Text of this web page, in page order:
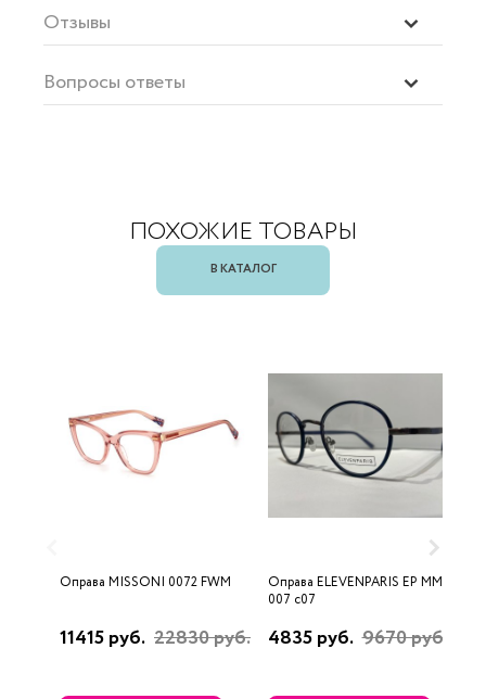
Отзывы
Вопросы ответы
ПОХОЖИЕ ТОВАРЫ
В КАТАЛОГ
Оправа MISSONI 0072 FWM
11415 руб. 22830 руб.
Оправа ELEVENPARIS EP MM
007 c07
4835 руб. 9670 руб.